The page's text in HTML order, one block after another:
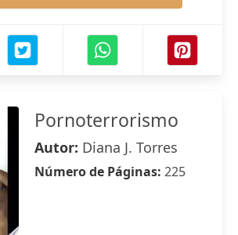
Pornoterrorismo
Autor: Diana J. Torres
Número de Páginas: 225